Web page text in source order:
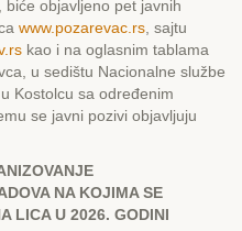
objavljeno pet javnih
www.pozarevac.rs , sajtu
kao i na oglasnim tablama
u sedištu Nacionalne službe
Kostolcu sa određenim
se javni pozivi objavljuju
NA KOJIMA SЕ
LICA U 2026. GODINI